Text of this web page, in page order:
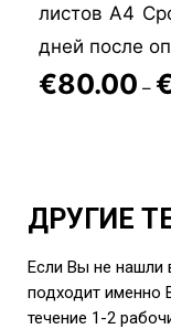
листов А4
дней после
€80.00 –
ДРУГИЕ
Если Вы не нашли
подходит именно
течение 1-2